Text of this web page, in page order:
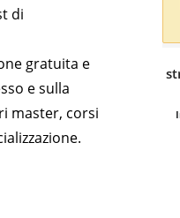
di
gratuita e
e sulla
master, corsi